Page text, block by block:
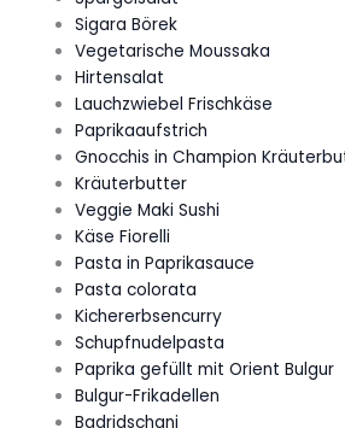
Sigara Börek
Vegetarische Moussaka
Hirtensalat
Lauchzwiebel Frischkäse
Paprikaaufstrich
Gnocchis in Champion
Kräuterbutter
Veggie Maki Sushi
Käse Fiorelli
Pasta in Paprikasauce
Pasta colorata
Kichererbsencurry
Schupfnudelpasta
Paprika gefüllt mit Orient Bulgur
Bulgur-Frikadellen
Badridschani